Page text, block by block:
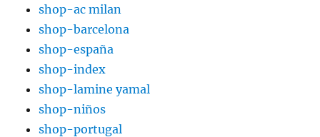
shop-ac milan
shop-barcelona
shop-españa
shop-index
shop-lamine yamal
shop-niños
shop-portugal